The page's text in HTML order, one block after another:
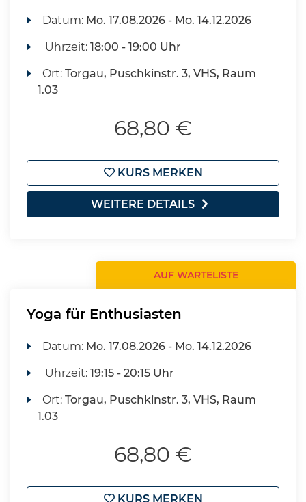
Datum: Mo. 17.08.2026 - Mo. 14.12.2026
Uhrzeit:18:00 - 19:00 Uhr
Ort:Torgau, Puschkinstr. 3, VHS, Raum
1.03
68,80 €
KURS MERKEN
WEITERE DETAILS
AUF WARTELISTE
Yoga für Enthusiasten
Datum: Mo. 17.08.2026 - Mo. 14.12.2026
Uhrzeit:19:15 - 20:15 Uhr
Ort:Torgau, Puschkinstr. 3, VHS, Raum
1.03
68,80 €
KURS MERKEN